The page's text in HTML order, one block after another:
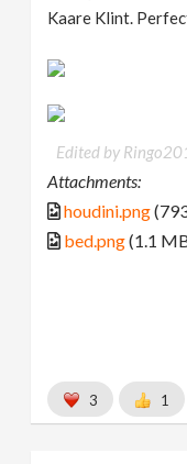
Kaare Klint.
Edited by
Attachments:
houdini.png
bed.png(1.1
3 1